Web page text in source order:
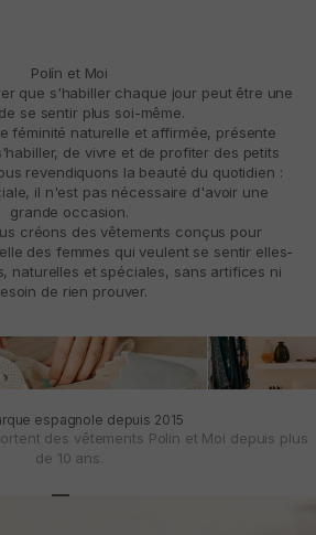
Polín et Moi
que s'habiller chaque jour peut être une
se sentir plus soi-même.
féminité naturelle et affirmée, présente
de vivre et de profiter des petits
revendiquons la beauté du quotidien :
il n'est pas nécessaire d'avoir une
grande occasion.
créons des vêtements conçus pour
des femmes qui veulent se sentir elles-
naturelles et spéciales, sans artifices ni
de rien prouver.
espagnole depuis 2015
des vêtements Polin et Moi depuis plus
de 10 ans.